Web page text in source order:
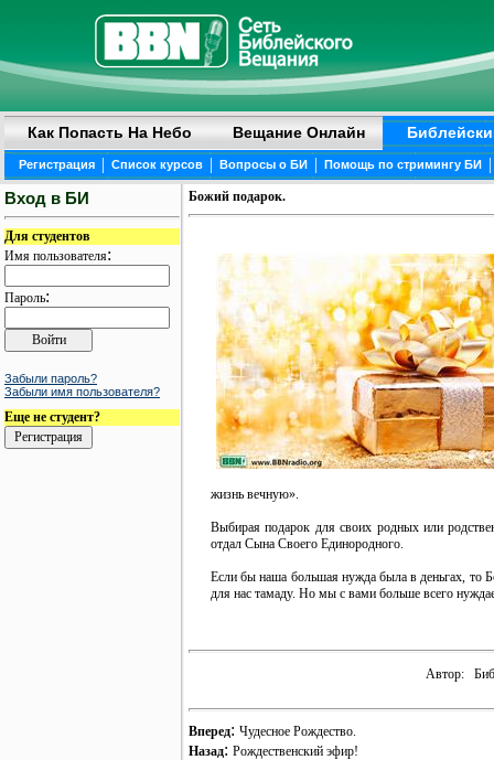
Как Попасть На Небо Вещание Онлайн
Регистрация | Список курсов | Вопросы о БИ | Помощь по стримингу БИ |
Вход в БИ
Для студентов
Имя пользователя:
Пароль:
Забыли пароль?
Забыли имя пользователя?
Еще не студент?
Божий подарок.
жизнь вечную».
Выбирая подарок для своих родных или
отдал Сына Своего Единородного.
Если бы наша большая нужда была в деньгах, то
для нас тамаду. Но мы с вами больше всего
Автор:
Вперед: Чудесное Рождество.
Назад: Рождественский эфир!